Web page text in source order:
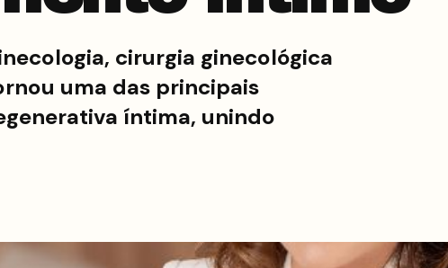
cirurgia ginecológica
uma das principais
íntima, unindo